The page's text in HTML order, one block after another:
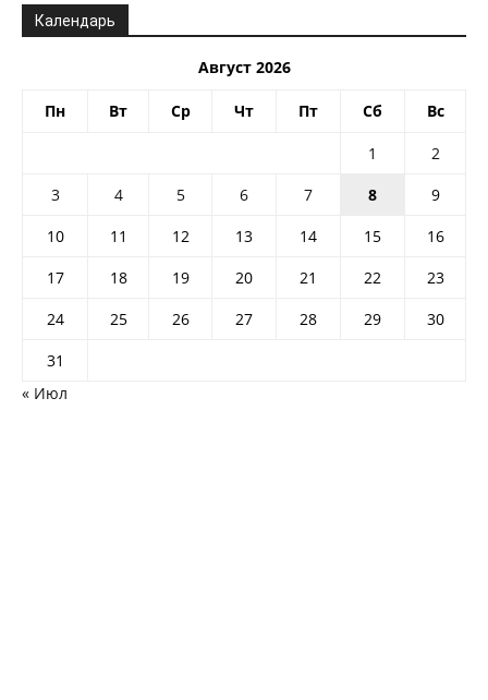
Календарь
Август 2026
Пн Вт Ср Чт Пт Сб Вс
1
2
3
4 5 6 7 8
9
10
11 12 13 14 15
16
17
18 19 20 21 22
23
24
25 26 27 28 29
30
31
« Июл